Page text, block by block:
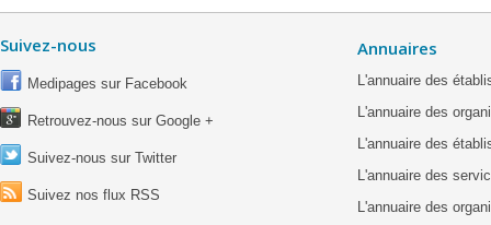
Suivez-nous
Medipages sur Facebook
Retrouvez-nous sur Google +
Suivez-nous sur Twitter
Suivez nos flux RSS
Annuaires
L'annuaire des
L'annuaire des
L'annuaire des
L'annuaire des
L'annuaire des